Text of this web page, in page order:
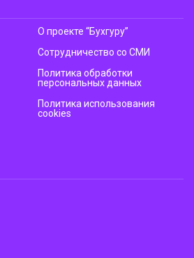
О проекте “Бухгуру”
Сотрудничество со СМИ
Политика обработки
персональных данных
Политика использования
cookies